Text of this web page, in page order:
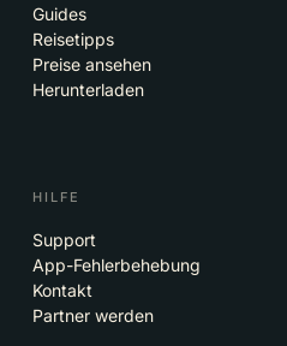
Guides
Reisetipps
Preise ansehen
Herunterladen
HILFE
Support
App-Fehlerbehebung
Kontakt
Partner werden